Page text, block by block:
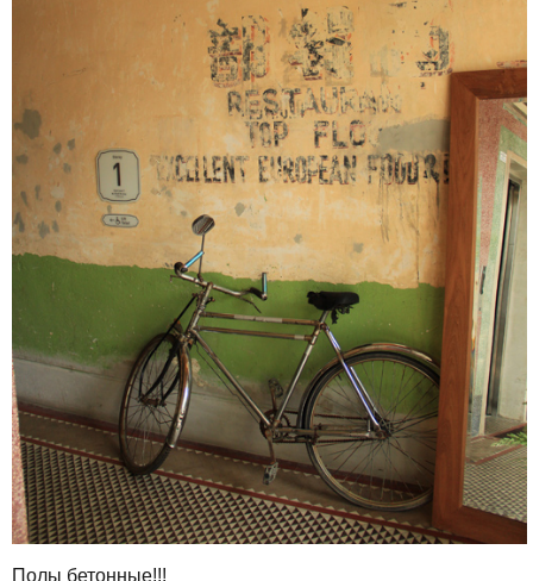
Полы бетонные!!!